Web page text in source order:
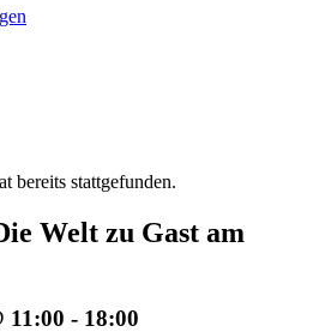
bereits stattgefunden.
Welt zu Gast am
11:00 - 18:00